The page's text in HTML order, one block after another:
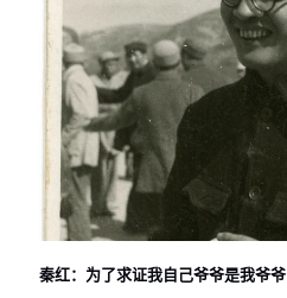
秦红：为了求证我自己爷爷是我爷爷